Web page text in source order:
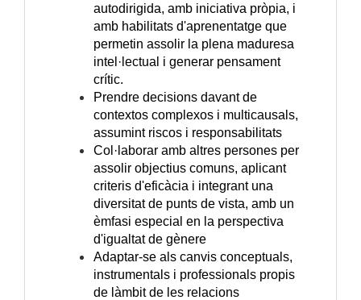
autodirigida, amb iniciativa pròpia, i
amb habilitats d'aprenentatge que
permetin assolir la plena maduresa
intel·lectual i generar pensament
crític.
Prendre decisions davant de
contextos complexos i multicausals,
assumint riscos i responsabilitats
Col·laborar amb altres persones per
assolir objectius comuns, aplicant
criteris d'eficàcia i integrant una
diversitat de punts de vista, amb un
èmfasi especial en la perspectiva
d'igualtat de gènere
Adaptar-se als canvis conceptuals,
instrumentals i professionals propis
de làmbit de les relacions